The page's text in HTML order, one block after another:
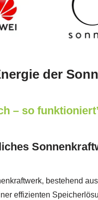
der
– so
bestehend
effizienten